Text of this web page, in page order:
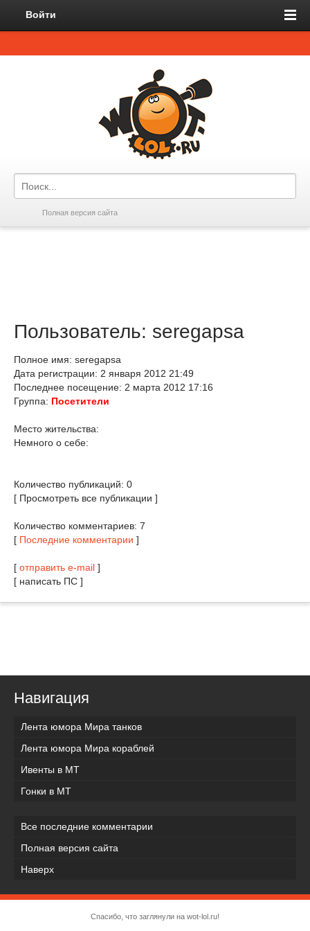
Войти
Полная версия сайта
Пользователь: seregapsa
Полное имя: seregapsa
Дата регистрации: 2 января 2012 21:49
Последнее посещение: 2 марта 2012 17:16
Группа: Посетители
Место жительства:
Немного о себе:
Количество публикаций: 0
[ Просмотреть все публикации ]
Количество комментариев: 7
[ Последние комментарии ]
[ отправить e-mail ]
[ написать ПС ]
Навигация
Лента юмора Мира танков
Лента юмора Мира кораблей
Ивенты в МТ
Гонки в МТ
Все последние комментарии
Полная версия сайта
Наверх
Спасибо, что заглянули на wot-lol.ru!